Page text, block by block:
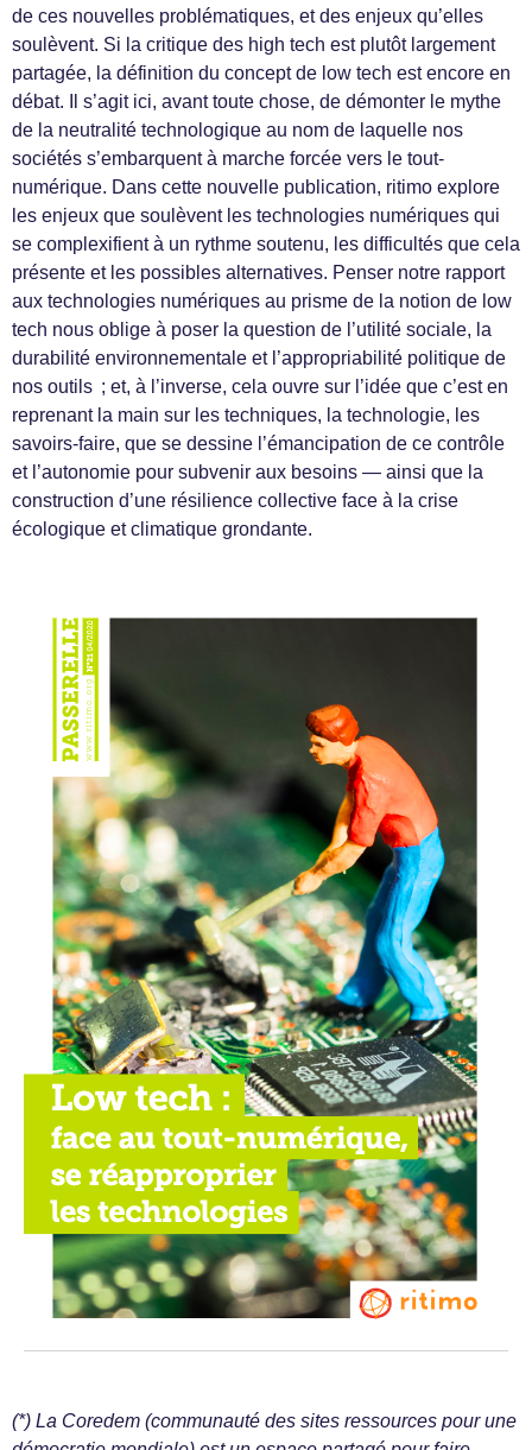
de ces nouvelles problématiques, et des enjeux qu’elles
soulèvent. Si la critique des high tech est plutôt largement
partagée, la définition du concept de low tech est encore en
débat. Il s’agit ici, avant toute chose, de démonter le mythe
de la neutralité technologique au nom de laquelle nos
sociétés s’embarquent à marche forcée vers le tout-
numérique. Dans cette nouvelle publication, ritimo explore
les enjeux que soulèvent les technologies numériques qui
se complexifient à un rythme soutenu, les difficultés que cela
présente et les possibles alternatives. Penser notre rapport
aux technologies numériques au prisme de la notion de low
tech nous oblige à poser la question de l’utilité sociale, la
durabilité environnementale et l’appropriabilité politique de
nos outils ; et, à l’inverse, cela ouvre sur l’idée que c’est en
reprenant la main sur les techniques, la technologie, les
savoirs-faire, que se dessine l’émancipation de ce contrôle
et l’autonomie pour subvenir aux besoins — ainsi que la
construction d’une résilience collective face à la crise
écologique et climatique grondante.
(*) La Coredem (communauté des sites ressources pour une